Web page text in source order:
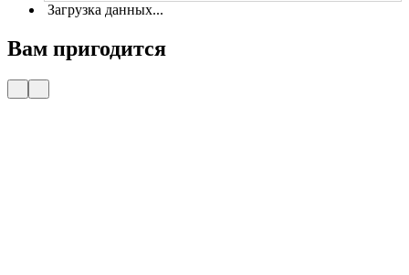
Загрузка данных...
Вам пригодится